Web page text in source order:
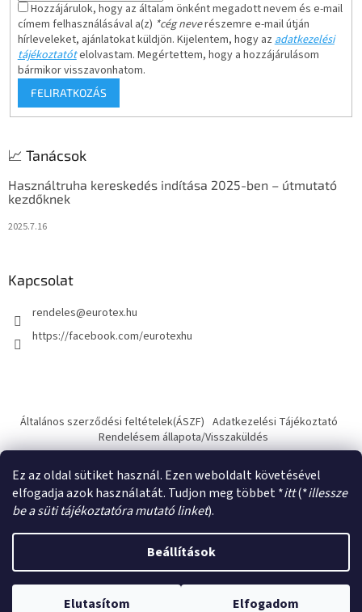
Ez az oldal sütiket használ. Ezen weboldalt követésével
elfogadja azok használatát. Tudjon meg többet *itt(*illessze
be a süti tájékoztatóra mutató linket).
Beállítások
Elutasítom Elfogadom
Hozzájárulok, hogy az általam önként megadott nevem és e-mail
címem felhasználásával a(z) *cég neverészemre e-mail útján
hírleveleket, ajánlatokat küldjön. Kijelentem, hogy azadatkezelési
tájékoztatótelolvastam. Megértettem, hogy a hozzájárulásom
bármikor visszavonhatom.
FELIRATKOZÁS
📈 Tanácsok
Használtruha kereskedés indítása 2025-ben – útmutató
kezdőknek
2025.7.16
Kapcsolat
rendeles@eurotex.hu
https://facebook.com/eurotexhu
Általános szerződési feltételek(ÁSZF) Adatkezelési Tájékoztató
Rendelésem állapota/Visszaküldés
Copyright 2026Eurotex.hu - használtruha nagykereskedés.
Minden jog fenntartva.